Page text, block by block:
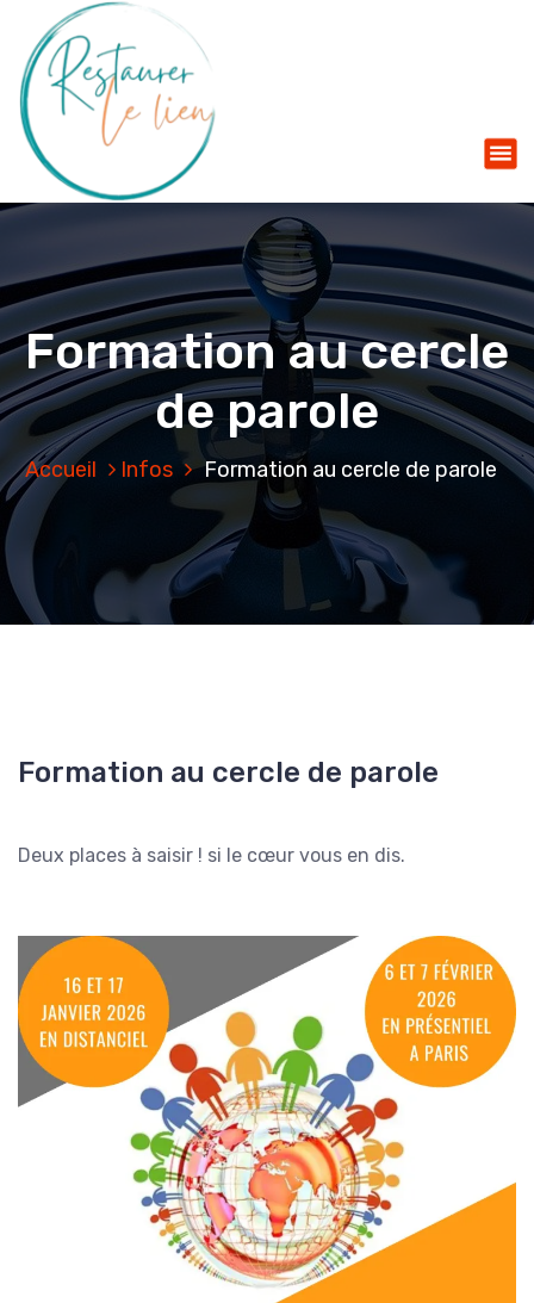
n
t
e
u
Mettre l'humain au coeur du processus de décision
Formation au cercle
de parole
Accueil Infos Formation au cercle de parole
Formation au cercle de parole
Deux places à saisir ! si le cœur vous en dis.